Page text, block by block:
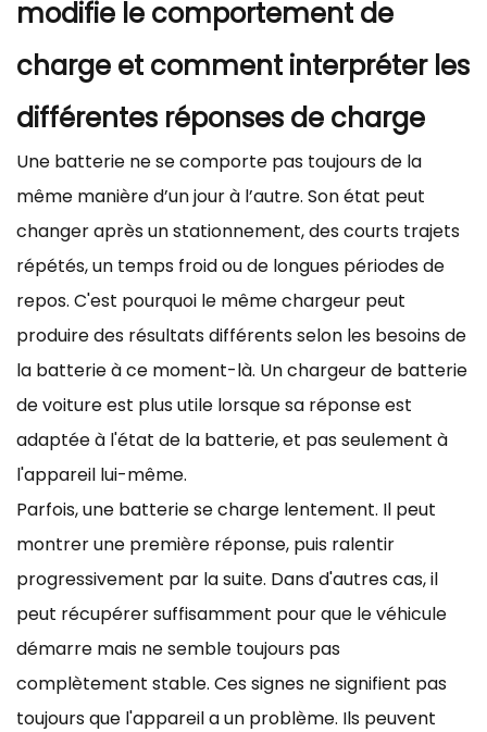
modifie le comportement de
charge et comment interpréter les
différentes réponses de charge
Une batterie ne se comporte pas toujours de la
même manière d’un jour à l’autre. Son état peut
changer après un stationnement, des courts trajets
répétés, un temps froid ou de longues périodes de
repos. C'est pourquoi le même chargeur peut
produire des résultats différents selon les besoins de
la batterie à ce moment-là. Un chargeur de batterie
de voiture est plus utile lorsque sa réponse est
adaptée à l'état de la batterie, et pas seulement à
l'appareil lui-même.
Parfois, une batterie se charge lentement. Il peut
montrer une première réponse, puis ralentir
progressivement par la suite. Dans d'autres cas, il
peut récupérer suffisamment pour que le véhicule
démarre mais ne semble toujours pas
complètement stable. Ces signes ne signifient pas
toujours que l'appareil a un problème. Ils peuvent